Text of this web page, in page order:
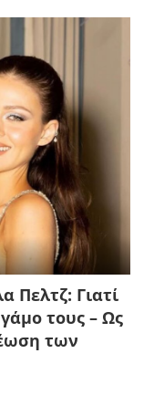
Πελτζ: Γιατί
τους – Ως
των